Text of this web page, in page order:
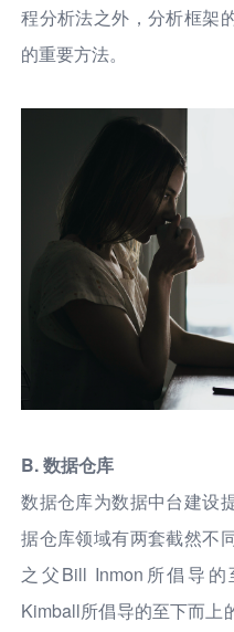
程分析法之外，分析框架
的重要方法。
B. 数据仓库
数据仓库为数据中台建设
据仓库领域有两套截然不
之父Bill Inmon所倡导
Kimball所倡导的至下而上